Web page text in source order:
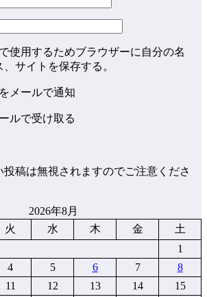
使用するためブラウザーに自分の名
サイトを保存する。
メールで通知
ルで受け取る
投稿は無視されますのでご注意くださ
2026年8月
火 水 木 金
土
1
4 5 6 7
8
11 12 13 14
15